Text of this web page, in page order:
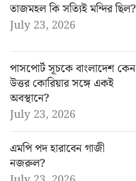
তাজমহল কি সত্যিই মন্দির ছিল?
July 23, 2026
পাসপোর্ট সূচকে বাংলাদেশ কেন
উত্তর কোরিয়ার সঙ্গে একই
অবস্থানে?
July 23, 2026
এমপি পদ হারাবেন গাজী
নজরুল?